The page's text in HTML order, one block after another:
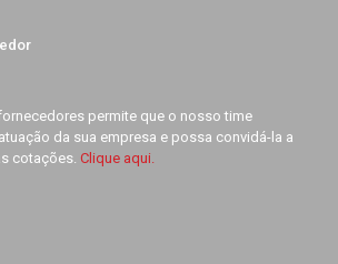
permite que o nosso time
da sua empresa e possa convidá-la a
cotações. Clique aqui.